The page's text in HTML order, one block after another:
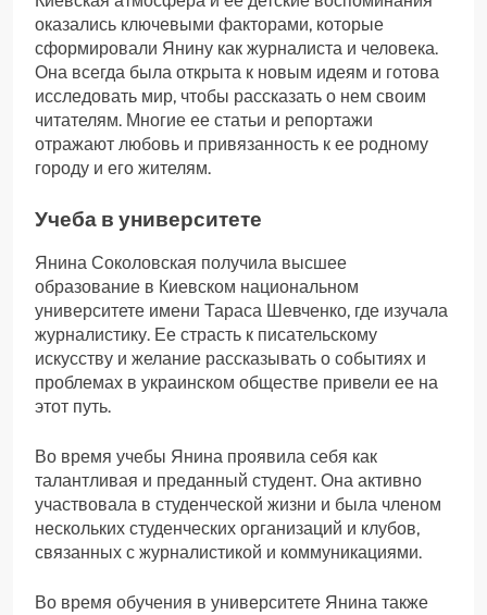
оказались ключевыми факторами, которые
сформировали Янину как журналиста и человека.
Она всегда была открыта к новым идеям и готова
исследовать мир, чтобы рассказать о нем своим
читателям. Многие ее статьи и репортажи
отражают любовь и привязанность к ее родному
городу и его жителям.
Учеба в университете
Янина Соколовская получила высшее
образование в Киевском национальном
университете имени Тараса Шевченко, где изучала
журналистику. Ее страсть к писательскому
искусству и желание рассказывать о событиях и
проблемах в украинском обществе привели ее на
этот путь.
Во время учебы Янина проявила себя как
талантливая и преданный студент. Она активно
участвовала в студенческой жизни и была членом
нескольких студенческих организаций и клубов,
связанных с журналистикой и коммуникациями.
Во время обучения в университете Янина также